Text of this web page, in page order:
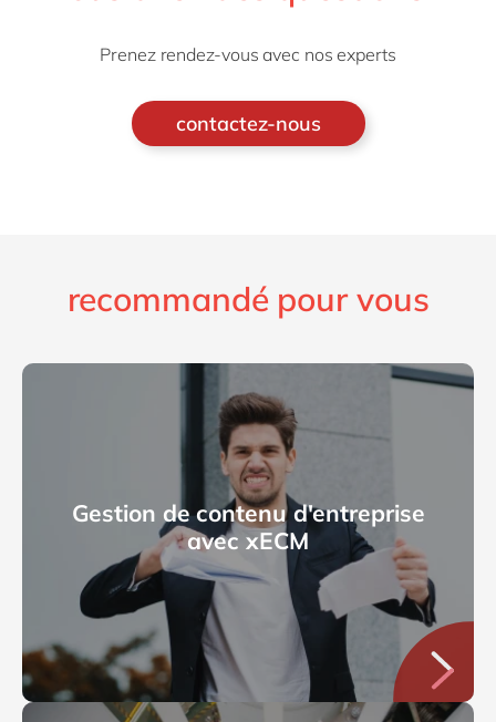
Prenez rendez-vous avec nos experts
contactez-nous
recommandé pour vous
Gestion de contenu d'entreprise
avec xECM